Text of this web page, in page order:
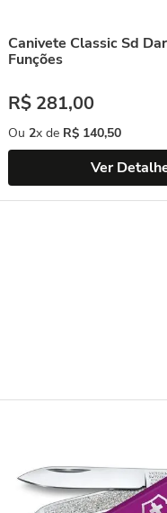
Canivete Classic Sd
Funções
R$ 281,00
Ou 2x de R$ 140,50
Ver